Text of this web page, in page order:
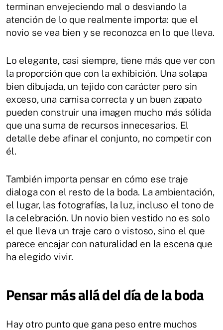
terminan envejeciendo mal o desviando la
atención de lo que realmente importa: que el
novio se vea bien y se reconozca en lo que lleva.
Lo elegante, casi siempre, tiene más que ver con
la proporción que con la exhibición. Una solapa
bien dibujada, un tejido con carácter pero sin
exceso, una camisa correcta y un buen zapato
pueden construir una imagen mucho más sólida
que una suma de recursos innecesarios. El
detalle debe afinar el conjunto, no competir con
él.
También importa pensar en cómo ese traje
dialoga con el resto de la boda. La ambientación,
el lugar, las fotografías, la luz, incluso el tono de
la celebración. Un novio bien vestido no es solo
el que lleva un traje caro o vistoso, sino el que
parece encajar con naturalidad en la escena que
ha elegido vivir.
Pensar más allá del día de la boda
Hay otro punto que gana peso entre muchos